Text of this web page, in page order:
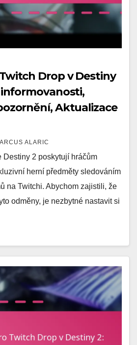
Drop v Destiny
Aktualizace
ALARIC
Destiny 2 poskytují hráčům
herní předměty sledováním
na Twitchi. Abychom zajistili, že
odměny, je nezbytné nastavit si